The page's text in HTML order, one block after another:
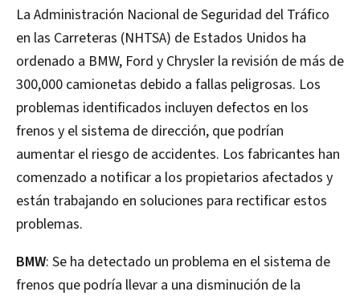
La Administración Nacional de Seguridad del Tráfico
en las Carreteras (NHTSA) de Estados Unidos ha
ordenado a BMW, Ford y Chrysler la revisión de más de
300,000 camionetas debido a fallas peligrosas. Los
problemas identificados incluyen defectos en los
frenos y el sistema de dirección, que podrían
aumentar el riesgo de accidentes. Los fabricantes han
comenzado a notificar a los propietarios afectados y
están trabajando en soluciones para rectificar estos
problemas.
BMW: Se ha detectado un problema en el sistema de
frenos que podría llevar a una disminución de la